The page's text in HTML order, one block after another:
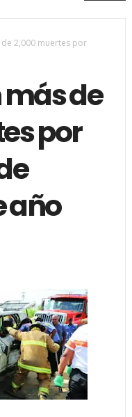
de 2,000 muertes por
de
por
año